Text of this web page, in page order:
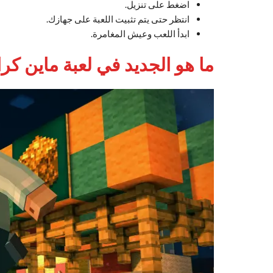
اضغط على تنزيل.
انتظر حتى يتم تثبيت اللعبة على جهازك.
ابدأ اللعب وعيش المغامرة.
ما هو الجديد في لعبة ماين